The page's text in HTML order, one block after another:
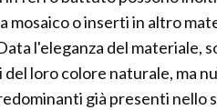
mosaico o inserti in altro
l'eleganza del materiale,
loro colore naturale, ma
già presenti nello